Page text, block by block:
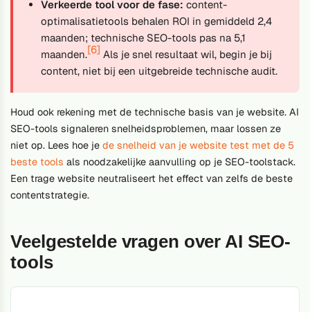
Verkeerde tool voor de fase: content-
optimalisatietools behalen ROI in gemiddeld 2,4
maanden; technische SEO-tools pas na 5,1
maanden.[6] Als je snel resultaat wil, begin je bij
content, niet bij een uitgebreide technische audit.
Houd ook rekening met de technische basis van je website. AI
SEO-tools signaleren snelheidsproblemen, maar lossen ze
niet op. Lees hoe jede snelheid van je website test met de 5
beste tools als noodzakelijke aanvulling op je SEO-toolstack.
Een trage website neutraliseert het effect van zelfs de beste
contentstrategie.
Veelgestelde vragen over AI SEO-
tools